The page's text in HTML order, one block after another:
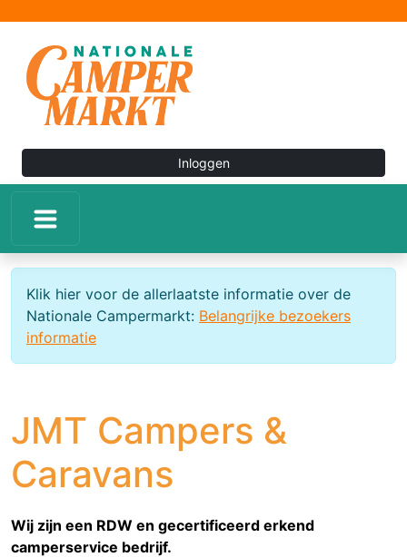
Inloggen
Klik hier voor de allerlaatste informatie over de
Nationale Campermarkt: Belangrijke bezoekers
informatie
JMT Campers &
Caravans
Wij zijn een RDW en gecertificeerd erkend
camperservice bedrijf.